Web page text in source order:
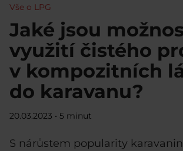
dostupné
LPG
|
PRIMAGAS
Vše o LPG
Jaké jsou
využití čistého
v kompozitních
do karavanu?
20.03.2023 • 5 minut
S nárůstem popularity